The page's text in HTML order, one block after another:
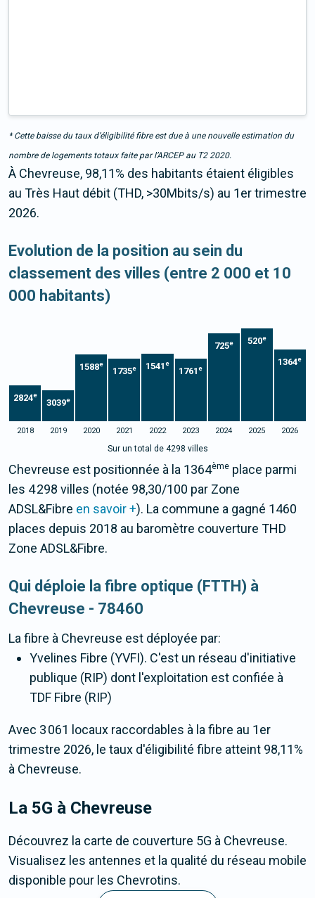
* Cette baisse du taux d’éligibilité fibre est due à une nouvelle estimation du
nombre de logements totaux faite par l’ARCEP au T2 2020.
À Chevreuse, 98,11% des habitants étaient éligibles
au Très Haut débit (THD, >30Mbits/s) au 1er trimestre
2026.
Evolution de la position au sein du
classement des villes (entre 2 000 et 10
000 habitants)
2824e
3039e
1588e
1735e 1541 e
1761e
725e 520e
1364e
2018 2019 2020 2021 2022 2023 2024 2025 2026
Sur un total de 4298 villes
Chevreuse est positionnée à la 1364ème place parmi
les 4 298 villes (notée 98,30/100 par Zone
ADSL&Fibre en savoir +). La commune a gagné 1460
places depuis 2018 au baromètre couverture THD
Zone ADSL&Fibre.
Qui déploie la fibre optique (FTTH) à
Chevreuse - 78460
La fibre à Chevreuse est déployée par:
Yvelines Fibre (YVFI). C'est un réseau d'initiative
publique (RIP) dont l'exploitation est confiée à
TDF Fibre (RIP)
Avec 3 061 locaux raccordables à la fibre au 1er
trimestre 2026, le taux d'éligibilité fibre atteint 98,11%
à Chevreuse.
La 5G à Chevreuse
Découvrez la carte de couverture 5G à Chevreuse.
Visualisez les antennes et la qualité du réseau mobile
disponible pour les Chevrotins.